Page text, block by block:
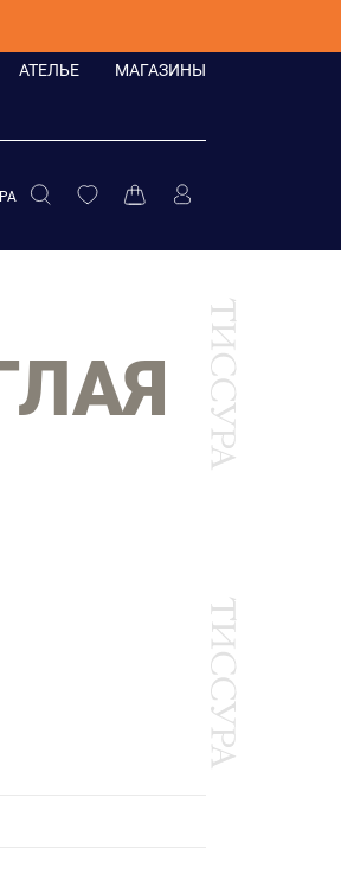
АТЕЛЬЕ МАГАЗИНЫ